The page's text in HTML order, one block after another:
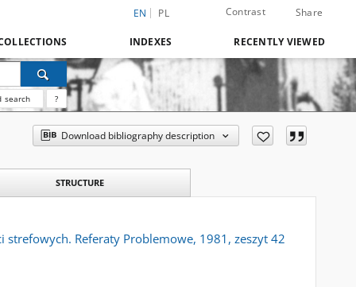
EN PL Contrast Share
INDEXES RECENTLY VIEWED
search ?
Download bibliography description
STRUCTURE
Referaty Problemowe, 1981, zeszyt 42